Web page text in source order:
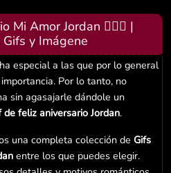
Mi Amor Jordan 👨‍❤️‍👨 |
Gifs y Imágene
especial a las que por lo general
Por lo tanto, no
sin agasajarle dándole un
de feliz aniversario Jordan.
una completa colección de Gifs
entre los que puedes elegir.